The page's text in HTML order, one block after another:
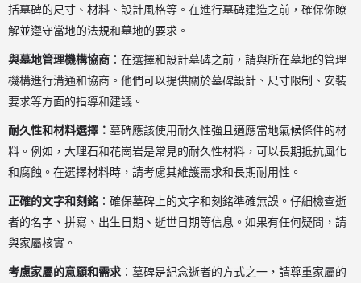
括墓碑的尺寸、材料、設計風格等。在進行墓碑建造之前，確保你瞭
解並遵守當地的法規和墓地的要求。
與墓地管理機構協商 ：在選擇和設計墓碑之前，請與所在墓地的管理
機構進行溝通和協商。他們可以提供關於墓碑設計、尺寸限制、安裝
要求等方面的指導和建議。
耐久性和材料選擇： 墓碑應該使用耐久性強且適應當地氣候條件的材
料。例如，大理石和花崗岩是常見的耐久性材料，可以長期抵抗風化
和腐蝕。在選擇材料時，請考慮其維護需求和長期耐用性。
正確的文字和刻銘 ：確保墓碑上的文字和刻銘準確無誤。仔細檢查逝
者的名字、拼寫、出生日期、逝世日期等信息。如果有任何疑問，請
與家屬核實。
考慮家屬的意願和需求 ：墓碑是紀念逝者的方式之一，請尊重家屬的